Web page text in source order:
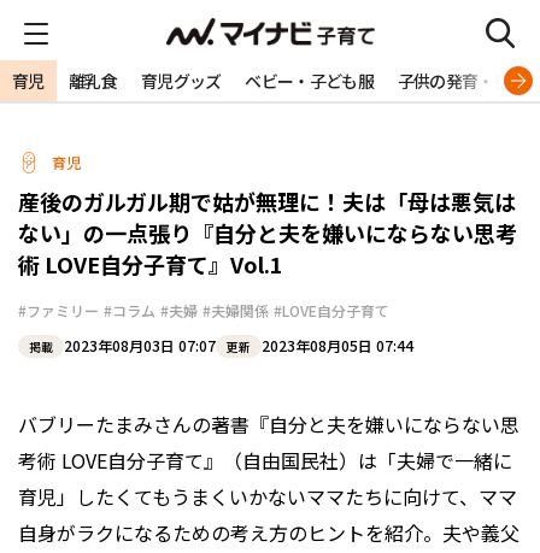
育児 離乳食 育児グッズ ベビー・子ども服 子供の発育・発達
育児
産後のガルガル期で姑が無理に！夫は「母は悪気は
ない」の一点張り『自分と夫を嫌いにならない思考
術 LOVE自分子育て』Vol.1
#ファミリー #コラム #夫婦 #夫婦関係 #LOVE自分子育て
掲載 2023年08月03日 07:07 更新 2023年08月05日 07:44
バブリーたまみさんの著書『自分と夫を嫌いにならない思
考術 LOVE自分子育て』（自由国民社）は「夫婦で一緒に
育児」したくてもうまくいかないママたちに向けて、ママ
自身がラクになるための考え方のヒントを紹介。夫や義父